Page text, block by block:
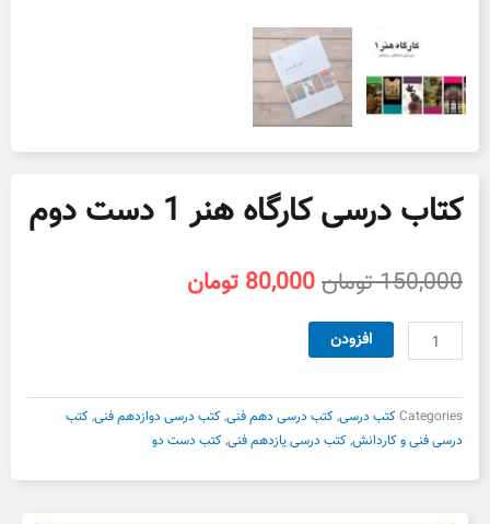
کتاب درسی کارگاه هنر 1 دست دوم
150,000تومانقیمت
بود.
80,000 تومان
کتاب
درسی
هنر
دست
دوم
افزودن
Categoriesکتب درسی,کتب درسی دهم فنی,کتب درسی دوازدهم فنی,کتب
درسی فنی و کاردانش,کتب درسی یازدهم فنی,کتب دست دو